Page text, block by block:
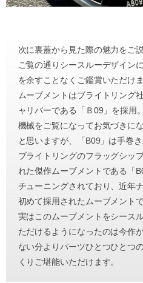
次に裏蓋から見た際の魅力をご
ご覧の通りシースルーデザイン
を余すことなくご鑑賞いただけま
ムーブメントはブライトリング
ャリバーである「Ｂ09」を採用。
機械をご覧になってお気づきに
と思いますが、「B09」は手巻き
ブライトリングのフラッグシッ
れた傑作ムーブメントである「
チューニングされており、近年
初めて採用されたムーブメントで
実はこのムーブメントをシース
ただけるようになったのは今作
ない分よりパーツひとつひとつ
くりご堪能いただけます。